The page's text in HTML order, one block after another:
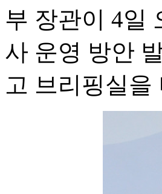
부 장관이 4일
사 운영 방안
고 브리핑실을